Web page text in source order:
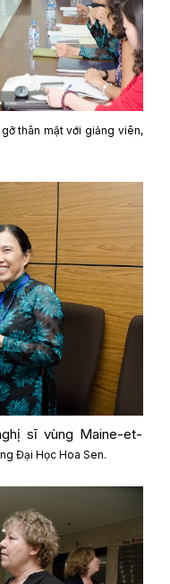
thân mật với giảng viên,
sĩ vùng Maine-et-
Đại Học Hoa Sen.